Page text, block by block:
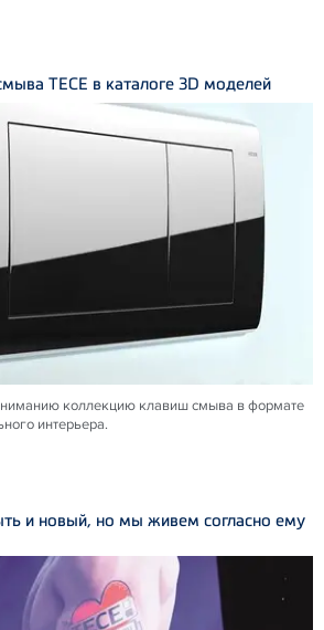
ТЕСЕ в каталоге 3D моделей
коллекцию клавиш смыва в формате
интерьера.
и новый, но мы живем согласно ему